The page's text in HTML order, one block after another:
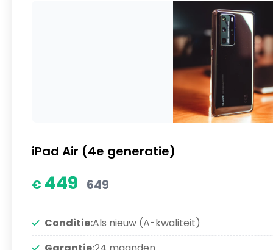
iPad Air (4e generatie)
449 649
Conditie:Als nieuw (A-kwaliteit)